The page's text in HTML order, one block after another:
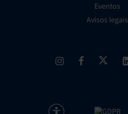
Eventos
Avisos legais